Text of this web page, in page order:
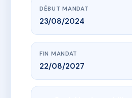
DÉBUT MANDAT
23/08/2024
FIN MANDAT
22/08/2027